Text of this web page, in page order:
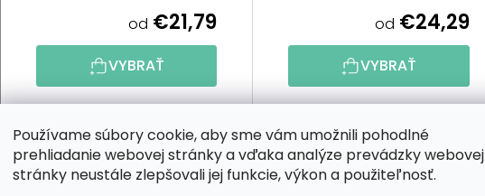
Používame súbory cookie, aby sme vám umožnili pohodlné
prehliadanie webovej stránky a vďaka analýze prevádzky webovej
stránky neustále zlepšovali jej funkcie, výkon a použiteľnosť.
O
V
od €21,79
VYBRAŤ
od €24,29
VYBRAŤ